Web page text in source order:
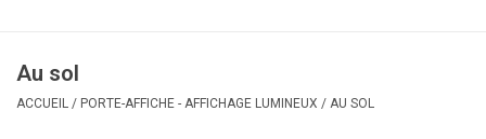
Au sol
ACCUEIL / PORTE-AFFICHE - AFFICHAGE LUMINEUX / AU SOL